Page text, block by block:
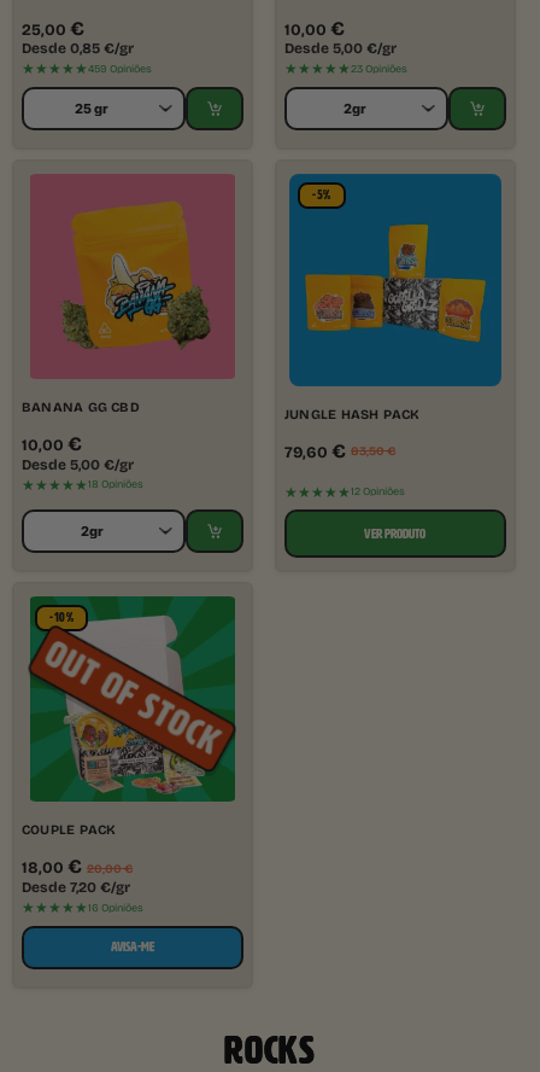
25,00 €
Desde0,85€/gr
★★★★★459 Opiniões
10,00 €
Desde5,00€/gr
★★★★★23 Opiniões
BANANA GG CBD
10,00 €
Desde5,00€/gr
★★★★★18 Opiniões
-5%
JUNGLE HASH PACK
79,60 € 83,50€
★★★★★12 Opiniões
VER PRODUTO
-10%
COUPLE PACK
18,00 € 20,00€
Desde7,20€/gr
★★★★★16 Opiniões
AVISA-ME
ROCKS